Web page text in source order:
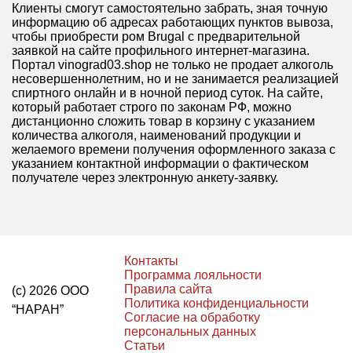
Клиенты смогут самостоятельно забрать, зная точную
информацию об адресах работающих пунктов вывоза,
чтобы приобрести ром Brugal с предварительной
заявкой на сайте профильного интернет-магазина.
Портал vinograd03.shop не только не продает алкоголь
несовершеннолетним, но и не занимается реализацией
спиртного онлайн и в ночной период суток. На сайте,
который работает строго по законам РФ, можно
дистанционно сложить товар в корзину с указанием
количества алкоголя, наименований продукции и
желаемого времени получения оформленного заказа с
указанием контактной информации о фактическом
получателе через электронную анкету-заявку.
(с) 2026 ООО
“НАРАН”
Контакты
Программа лояльности
Правила сайта
Политика конфиденциальности
Согласие на обработку
персональных данных
Статьи